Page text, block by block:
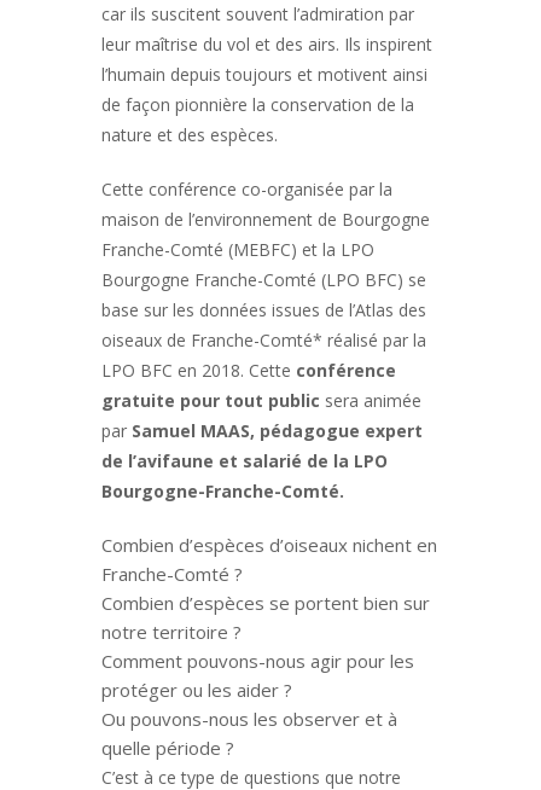
car ils suscitent souvent l’admiration par
leur maîtrise du vol et des airs. Ils inspirent
l’humain depuis toujours et motivent ainsi
de façon pionnière la conservation de la
nature et des espèces.
Cette conférence co-organisée par la
maison de l’environnement de Bourgogne
Franche-Comté (MEBFC) et la LPO
Bourgogne Franche-Comté (LPO BFC) se
base sur les données issues de l’Atlas des
oiseaux de Franche-Comté* réalisé par la
LPO BFC en 2018. Cette conférence
gratuite pour tout public sera animée
par Samuel MAAS, pédagogue expert
de l’avifaune et salarié de la LPO
Bourgogne-Franche-Comté.
Combien d’espèces d’oiseaux nichent en
Franche-Comté ?
Combien d’espèces se portent bien sur
notre territoire ?
Comment pouvons-nous agir pour les
protéger ou les aider ?
Ou pouvons-nous les observer et à
quelle période ?
C’est à ce type de questions que notre